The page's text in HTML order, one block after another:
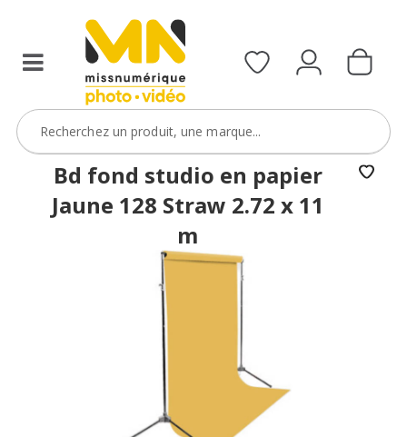
Bd fond studio en papier
Jaune 128 Straw 2.72 x 11
m